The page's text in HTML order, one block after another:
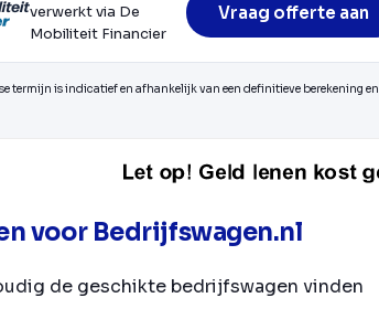
verwerkt via De
Mobiliteit Financier
Vraag offerte aan
termijn is indicatief en afhankelijk van een definitieve berekening en
voor Bedrijfswagen.nl
de geschikte bedrijfswagen vinden